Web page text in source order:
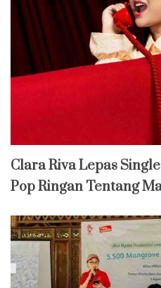
Clara Riva Lepas
Pop Ringan Tentang